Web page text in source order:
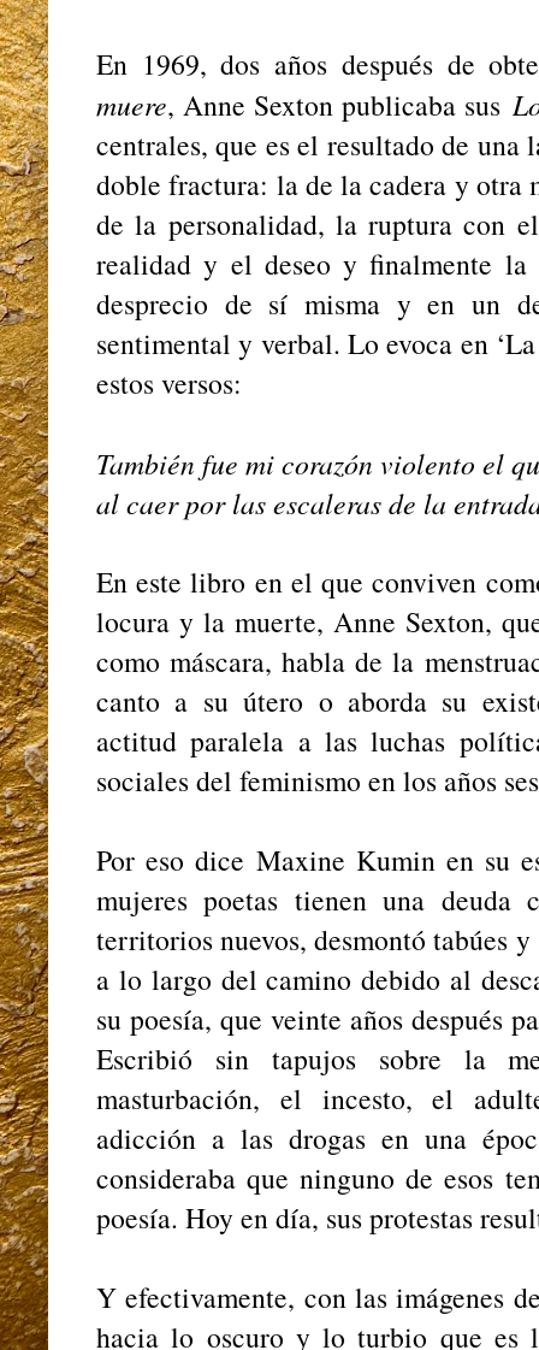
En 1969, dos años después de
muere, Anne Sexton publicaba sus
centrales, que es el resultado de una
doble fractura: la de la cadera y otra
de la personalidad, la ruptura con
realidad y el deseo y finalmente
desprecio de sí misma y en un
sentimental y verbal. Lo evoca en
estos versos:
También fue mi corazón violento el
al caer por las escaleras de la
En este libro en el que conviven
locura y la muerte, Anne Sexton,
como máscara, habla de la
canto a su útero o aborda su
actitud paralela a las luchas
sociales del feminismo en los años
Por eso dice Maxine Kumin en su
mujeres poetas tienen una deuda
territorios nuevos, desmontó tabúes
a lo largo del camino debido al
su poesía, que veinte años después
Escribió sin tapujos sobre la
masturbación, el incesto, el
adicción a las drogas en una
consideraba que ninguno de esos
poesía. Hoy en día, sus protestas
Y efectivamente, con las imágenes
hacia lo oscuro y lo turbio que es